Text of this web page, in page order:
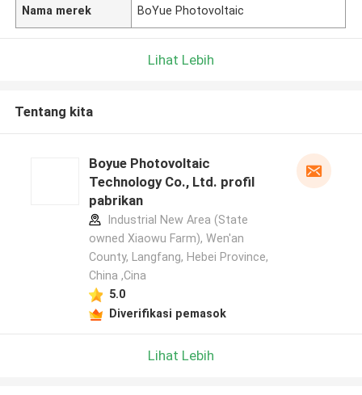
Nama merek BoYue Photovoltaic
Lihat Lebih
Tentang kita
Boyue Photovoltaic
Technology Co., Ltd. profil
pabrikan
Industrial New Area (State
owned Xiaowu Farm), Wen'an
County, Langfang, Hebei Province,
China ,Cina
5.0
Diverifikasi pemasok
Lihat Lebih